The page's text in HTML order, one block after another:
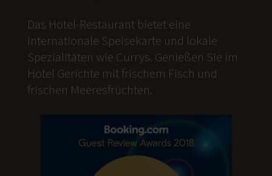
Das Hotel-Restaurant bietet eine
internationale Speisekarte und lokale
Spezialitäten wie Currys. Genießen Sie im
Hotel Gerichte mit frischem Fisch und
frischen Meeresfrüchten.